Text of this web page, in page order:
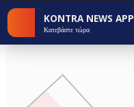
KONTRA NEWS APP
Κατεβάστε τώρα